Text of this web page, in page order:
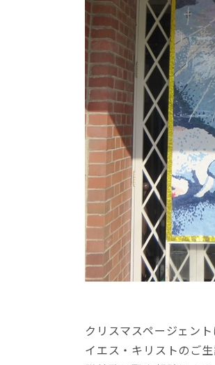
クリスマスページェント
イエス・キリストのご生